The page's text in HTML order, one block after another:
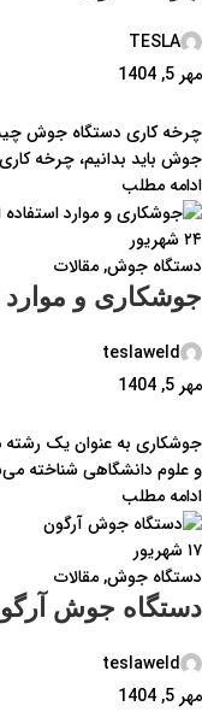
TESLA
مهر 5, 1404
چرخه کاری دستگاه جوش
جوش باید بدانیم، چرخه
ادامه مطلب
۲۴شهریور
دستگاه جوش,مقالات
جوشکاری و موارد
teslaweld
مهر 5, 1404
جوشکاری به عنوان یک رشته
و علوم دانشگاهی شناخته
ادامه مطلب
۱۷شهریور
دستگاه جوش,مقالات
دستگاه جوش
teslaweld
مهر 5, 1404